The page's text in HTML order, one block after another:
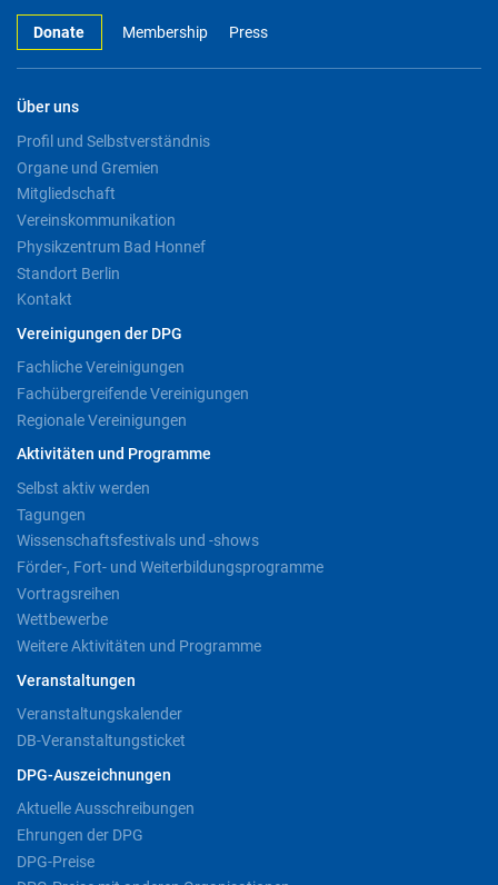
Donate Membership Press
Über uns
Profil und Selbstverständnis
Organe und Gremien
Mitgliedschaft
Vereinskommunikation
Physikzentrum Bad Honnef
Standort Berlin
Kontakt
Vereinigungen der DPG
Fachliche Vereinigungen
Fachübergreifende Vereinigungen
Regionale Vereinigungen
Aktivitäten und Programme
Selbst aktiv werden
Tagungen
Wissenschaftsfestivals und -shows
Förder-, Fort- und Weiterbildungsprogramme
Vortragsreihen
Wettbewerbe
Weitere Aktivitäten und Programme
Veranstaltungen
Veranstaltungskalender
DB-Veranstaltungsticket
DPG-Auszeichnungen
Aktuelle Ausschreibungen
Ehrungen der DPG
DPG-Preise